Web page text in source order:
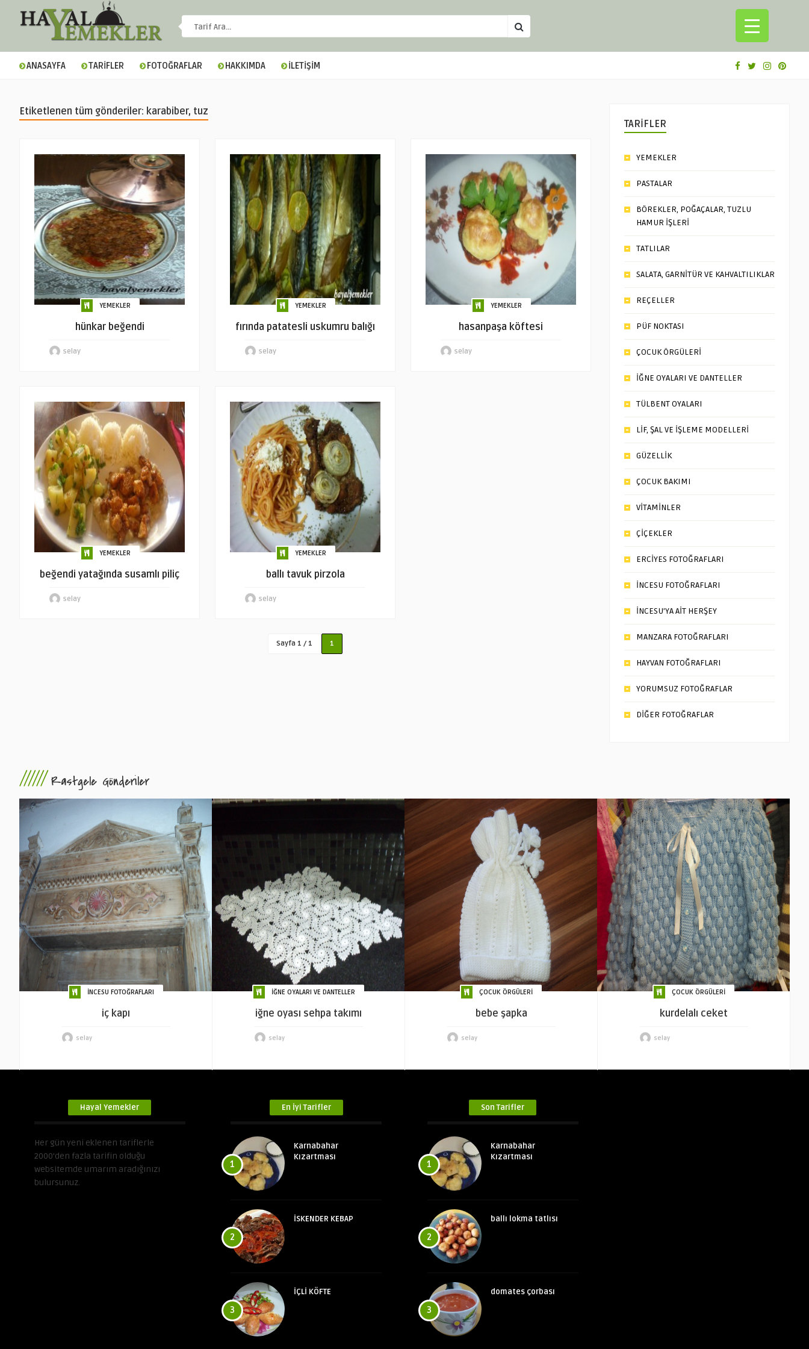
ANASAYFA TARİFLER FOTOĞRAFLAR HAKKIMDA İLETİŞİM
Etiketlenen tüm gönderiler: karabiber, tuz
YEMEKLER
hünkar beğendi
selay
YEMEKLER
fırında patatesli uskumru balığı
selay
YEMEKLER
hasanpaşa köftesi
selay
YEMEKLER
beğendi yatağında susamlı piliç
selay
YEMEKLER
ballı tavuk pirzola
selay
Sayfa 1 / 1 1
TARİFLER
YEMEKLER
PASTALAR
BÖREKLER, POĞAÇALAR, TUZLU
HAMUR İŞLERİ
TATLILAR
SALATA, GARNİTÜR VE KAHVALTILIKLAR
REÇELLER
PÜF NOKTASI
ÇOCUK ÖRGÜLERİ
İĞNE OYALARI VE DANTELLER
TÜLBENT OYALARI
LİF, ŞAL VE İŞLEME MODELLERİ
GÜZELLİK
ÇOCUK BAKIMI
VİTAMİNLER
ÇİÇEKLER
ERCİYES FOTOĞRAFLARI
İNCESU FOTOĞRAFLARI
İNCESU’YA AİT HERŞEY
MANZARA FOTOĞRAFLARI
HAYVAN FOTOĞRAFLARI
YORUMSUZ FOTOĞRAFLAR
DİĞER FOTOĞRAFLAR
////// Rastgele Gönderiler
İNCESU FOTOĞRAFLARI
iç kapı
selay
İĞNE OYALARI VE DANTELLER
iğne oyası sehpa takımı
selay
ÇOCUK ÖRGÜLERİ
bebe şapka
selay
ÇOCUK ÖRGÜLERİ
kurdelalı ceket
selay
Hayal Yemekler
Her gün yeni eklenen tariflerle
2000’den fazla tarifin olduğu
websitemde umarım aradığınızı
bulursunuz.
En İyi Tarifler
1
Karnabahar
Kızartması
2
İSKENDER KEBAP
3
İÇLİ KÖFTE
Son Tarifler
1
Karnabahar
Kızartması
2
ballı lokma tatlısı
3
domates çorbası